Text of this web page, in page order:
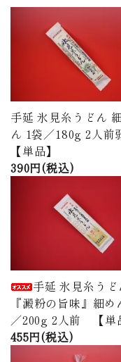
プライバシーポリシー
特定商取引法について
お問い合わせ
ページ一覧
手延 氷見糸うどん
ん 1袋／180g 2人
【単品】
390円(税込)
手延 氷見糸うど
『澱粉の旨味』細め
／200g 2人前 【単
455円(税込)